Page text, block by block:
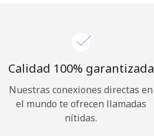
Calidad 100% garantizada
Nuestras conexiones directas en
el mundo te ofrecen llamadas
nítidas.